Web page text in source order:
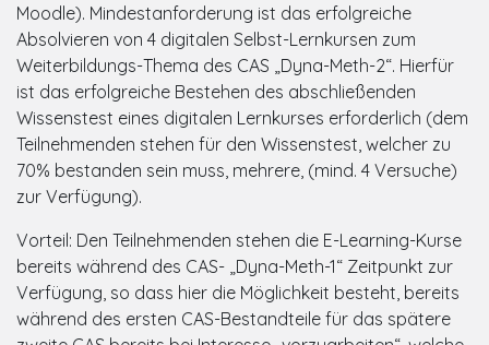
Moodle). Mindestanforderung ist das erfolgreiche
Absolvieren von 4 digitalen Selbst-Lernkursen zum
Weiterbildungs-Thema des CAS „Dyna-Meth-2“. Hierfür
ist das erfolgreiche Bestehen des abschließenden
Wissenstest eines digitalen Lernkurses erforderlich (dem
Teilnehmenden stehen für den Wissenstest, welcher zu
70% bestanden sein muss, mehrere, (mind. 4 Versuche)
zur Verfügung).
Vorteil: Den Teilnehmenden stehen die E-Learning-Kurse
bereits während des CAS- „Dyna-Meth-1“ Zeitpunkt zur
Verfügung, so dass hier die Möglichkeit besteht, bereits
während des ersten CAS-Bestandteile für das spätere